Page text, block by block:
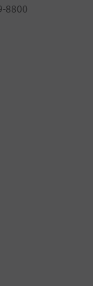
8800